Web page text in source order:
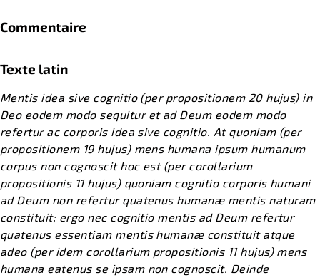
Commentaire
Texte latin
Mentis idea sive cognitio (per propositionem 20 hujus) in
Deo eodem modo sequitur et ad Deum eodem modo
refertur ac corporis idea sive cognitio. At quoniam (per
propositionem 19 hujus) mens humana ipsum humanum
corpus non cognoscit hoc est (per corollarium
propositionis 11 hujus) quoniam cognitio corporis humani
ad Deum non refertur quatenus humanæ mentis naturam
constituit; ergo nec cognitio mentis ad Deum refertur
quatenus essentiam mentis humanæ constituit atque
adeo (per idem corollarium propositionis 11 hujus) mens
humana eatenus se ipsam non cognoscit. Deinde